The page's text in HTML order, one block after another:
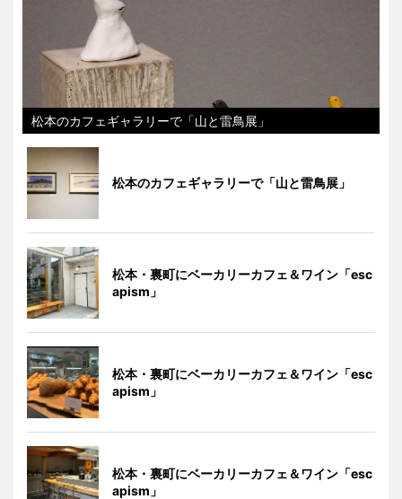
松本のカフェギャラリーで「山と雷鳥展」
松本のカフェギャラリーで「山と雷鳥展」
松本・裏町にベーカリーカフェ＆ワイン「esc
apism」
松本・裏町にベーカリーカフェ＆ワイン「esc
apism」
松本・裏町にベーカリーカフェ＆ワイン「esc
apism」